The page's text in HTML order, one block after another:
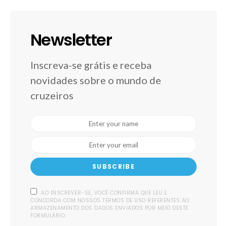
Newsletter
Inscreva-se grátis e receba
novidades sobre o mundo de
cruzeiros
SUBSCRIBE
AO INSCREVER-SE, VOCÊ CONFIRMA QUE LEU E
CONCORDA COM NOSSOS TERMOS DE USO REFERENTES AO
ARMAZENAMENTO DOS DADOS ENVIADOS POR MEIO DESTE
FORMULÁRIO.